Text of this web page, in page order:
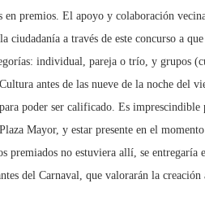
en premios. El apoyo y colaboración
ciudadanía a través de este concurso a
individual, pareja o trío, y grupos
antes de las nueve de la noche del
poder ser calificado. Es
Mayor, y estar presente en el
premiados no estuviera allí, se
del Carnaval, que valorarán la